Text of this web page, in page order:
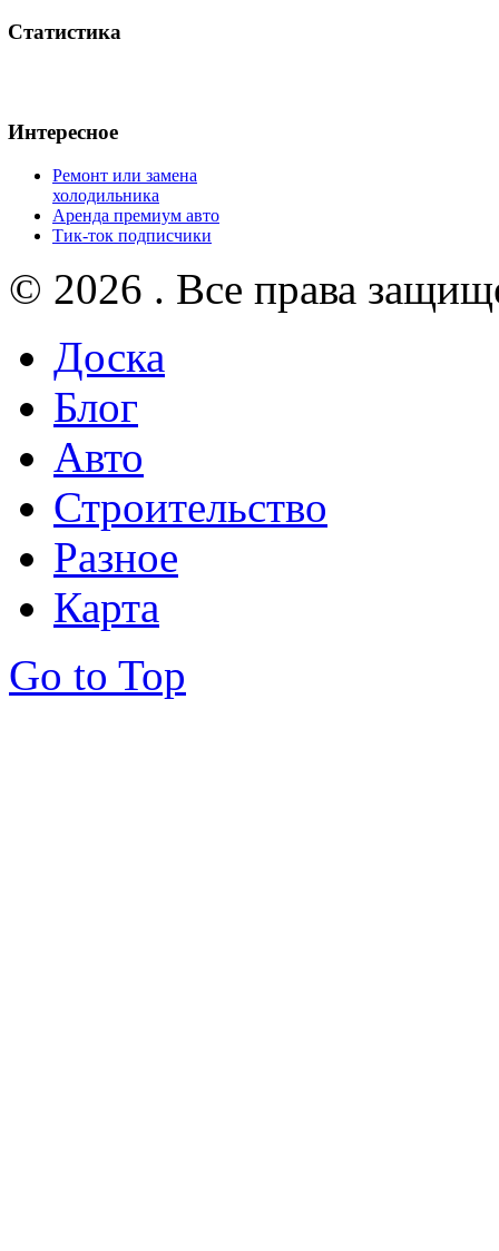
Статистика
Интересное
Ремонт или замена
холодильника
Аренда премиум авто
Тик-ток подписчики
© 2026 . Все права
Доска
Блог
Авто
Строительство
Разное
Карта
Go to Top